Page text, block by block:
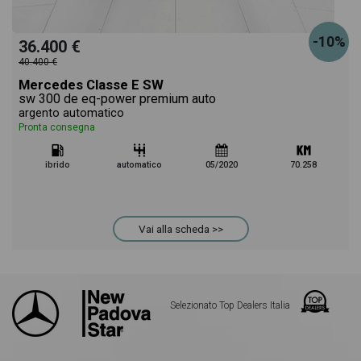
-10%
36.400 €
40.400 €
Mercedes Classe E SW
sw 300 de eq-power premium auto
argento automatico
Pronta consegna
ibrido automatico 05/2020 70.258
Vai alla scheda >>
Selezionato Top Dealers Italia